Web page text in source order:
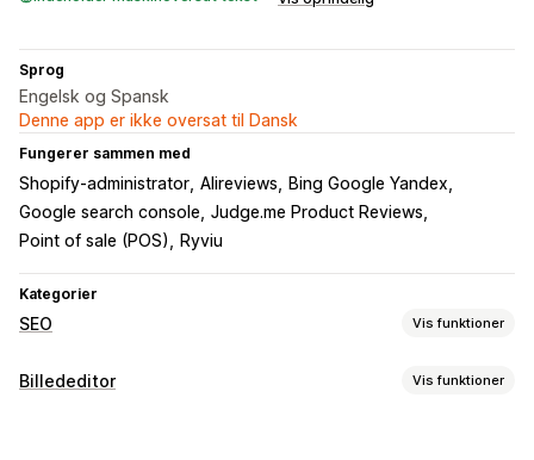
Sprog
Engelsk og Spansk
Denne app er ikke oversat til Dansk
Fungerer sammen med
Shopify-administrator Alireviews
Bing Google Yandex
Google search console Judge.me Product Reviews
Point of sale (POS)
Ryviu
Kategorier
SEO Vis funktioner
SEO-værktøjer
Billededitor Vis funktioner